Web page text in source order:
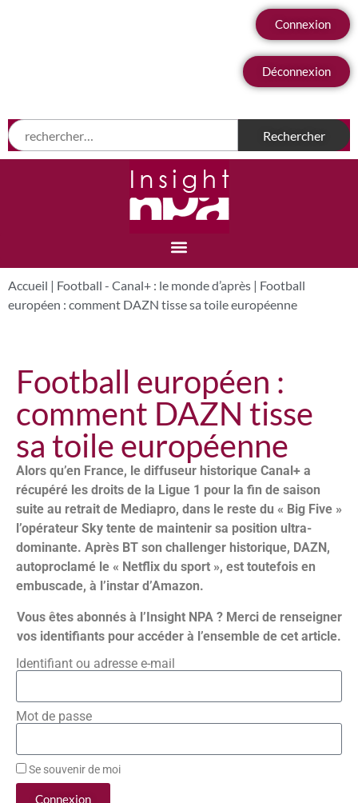
Connexion
Déconnexion
Accueil | Football - Canal+ : le monde d’après | Football
européen : comment DAZN tisse sa toile européenne
Football européen :
comment DAZN tisse
sa toile européenne
Alors qu’en France, le diffuseur historique Canal+ a
récupéré les droits de la Ligue 1 pour la fin de saison
suite au retrait de Mediapro, dans le reste du « Big Five »
l’opérateur Sky tente de maintenir sa position ultra-
dominante. Après BT son challenger historique, DAZN,
autoproclamé le « Netflix du sport », est toutefois en
embuscade, à l’instar d’Amazon.
Vous êtes abonnés à l’Insight NPA ? Merci de renseigner
vos identifiants pour accéder à l’ensemble de cet article.
Identifiant ou adresse e-mail
Mot de passe
Se souvenir de moi
Connexion